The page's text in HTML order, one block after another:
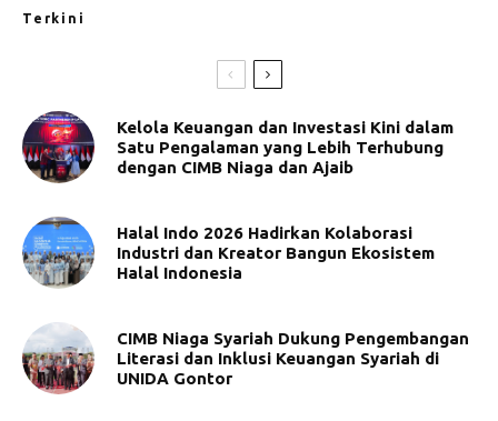
Terkini
Kelola Keuangan dan Investasi Kini dalam
Satu Pengalaman yang Lebih Terhubung
dengan CIMB Niaga dan Ajaib
Halal Indo 2026 Hadirkan Kolaborasi
Industri dan Kreator Bangun Ekosistem
Halal Indonesia
CIMB Niaga Syariah Dukung Pengembangan
Literasi dan Inklusi Keuangan Syariah di
UNIDA Gontor